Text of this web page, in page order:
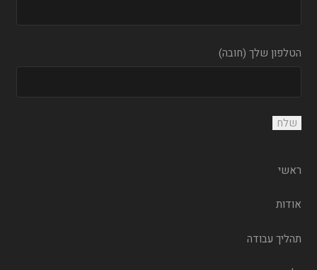
הטלפון שלך (חובה)
ראשי
אודות
תהליך עבודה